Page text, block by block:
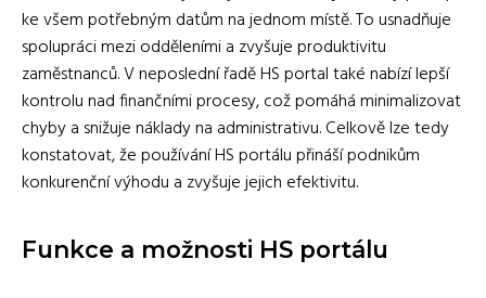
ke všem potřebným datům na jednom místě. To usnadňuje
spolupráci mezi odděleními a zvyšuje produktivitu
zaměstnanců. V neposlední řadě HS portal také nabízí lepší
kontrolu nad finančními procesy, což pomáhá minimalizovat
chyby a snižuje náklady na administrativu. Celkově lze tedy
konstatovat, že používání HS portálu přináší podnikům
konkurenční výhodu a zvyšuje jejich efektivitu.
Funkce a možnosti HS portálu